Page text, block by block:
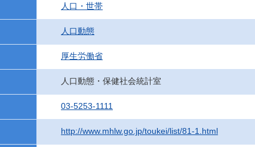
人口・世帯
人口動態
厚生労働省
人口動態・保健社会統計室
03-5253-1111
http://www.mhlw.go.jp/toukei/list/81-1.html